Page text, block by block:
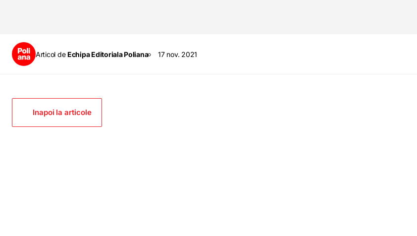
Articol de Echipa Editoriala Poliana 17 nov. 2021
Inapoi la articole